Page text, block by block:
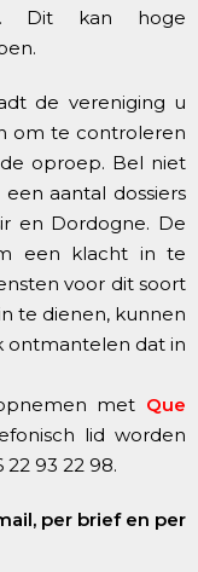
Dit kan hoge
de vereniging u
om te controleren
oproep. Bel niet
aantal dossiers
en Dordogne. De
een klacht in te
voor dit soort
te dienen, kunnen
ontmantelen dat in
met Que
lid worden
93 22 98.
per brief en per